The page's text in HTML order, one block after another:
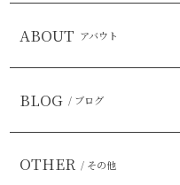
ABOUT アバウト
BLOG / ブログ
OTHER / その他